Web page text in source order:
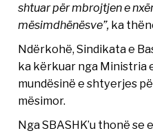
shtuar për mbrojtjen e
mësimdhënësve”, ka
Ndërkohë, Sindikata e
ka kërkuar nga Ministria
mundësinë e shtyerjes
mësimor.
Nga SBASHK’u thonë